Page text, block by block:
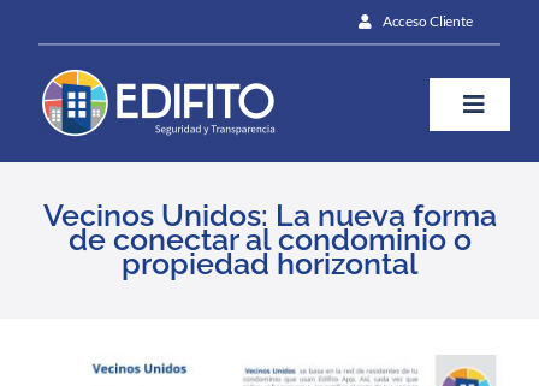
content
Acceso Cliente
Toggle
Vecinos Unidos: La nueva forma
de conectar al condominio o
propiedad horizontal